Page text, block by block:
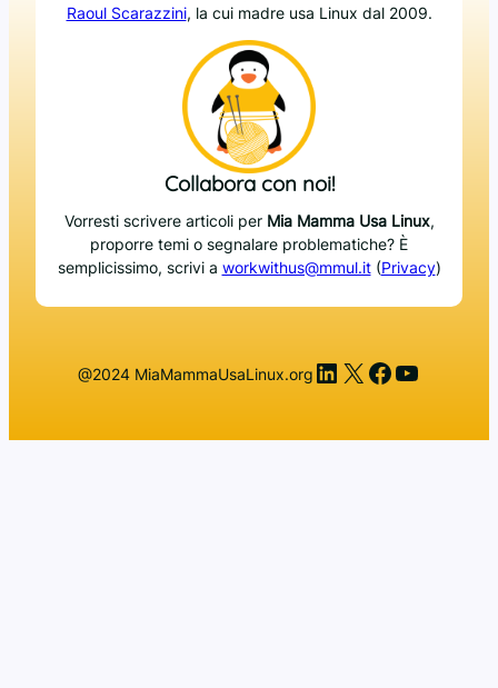
Raoul Scarazzini, la cui madre usa Linux dal 2009.
Collabora con noi!
Vorresti scrivere articoli per Mia Mamma Usa Linux,
proporre temi o segnalare problematiche? È
semplicissimo, scrivi a workwithus@mmul.it(Privacy)
@2024 MiaMammaUsaLinux.org LinkedIn
X Facebook